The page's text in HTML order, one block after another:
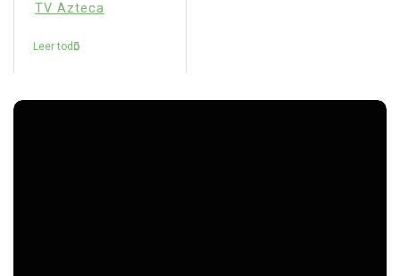
TV Azteca
Leer todo